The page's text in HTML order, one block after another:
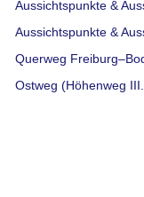
Aussichtspunkte &
Aussichtspunkte &
Querweg
Ostweg (Höhenweg